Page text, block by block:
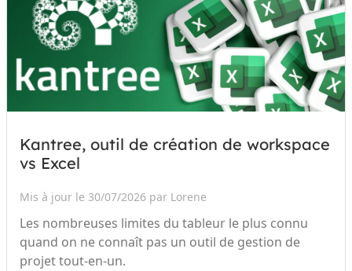
Kantree, outil de création de workspace
vs Excel
Mis à jour le 30/07/2026 par Lorene
Les nombreuses limites du tableur le plus connu
quand on ne connaît pas un outil de gestion de
projet tout-en-un.